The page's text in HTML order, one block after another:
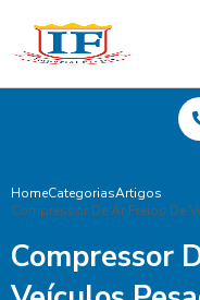
HomeCategoriasArtigos
Compressor De Ar Freios De
Compressor